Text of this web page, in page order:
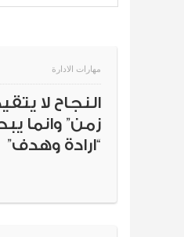
مهارات الادارة
النجاح لا
زمن” وانما
“ارادة وهدف”